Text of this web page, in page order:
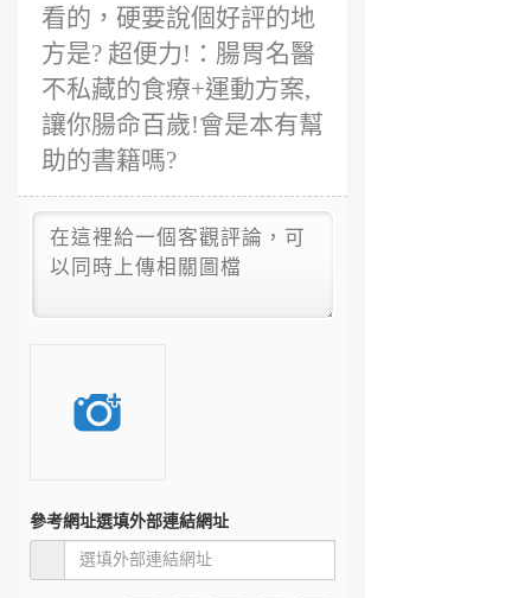
看的，硬要說個好評的地
方是? 超便力!：腸胃名醫
不私藏的食療+運動方案,
讓你腸命百歲!會是本有幫
助的書籍嗎?
參考網址選填外部連結網址